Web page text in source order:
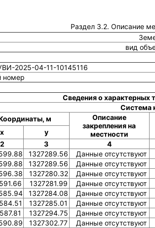
Раздел 3.2. Описание
вид
2025-04-11-10145116
номер
Сведения о характерных
Система
м
Описание
закрепления на
местности
x
y
2 3
4
1327289.56
Данные отсутствуют
1327289.56
Данные отсутствуют
1327280.32
Данные отсутствуют
1327281.99
Данные отсутствуют
1327284.08
Данные отсутствуют
1327285.01
Данные отсутствуют
1327294.75
Данные отсутствуют
1327302.77
Данные отсутствуют